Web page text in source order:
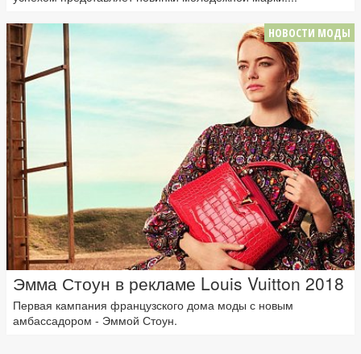
НОВОСТИ МОДЫ
Эмма Стоун в рекламе Louis Vuitton 2018
Первая кампания французского дома моды с новым
амбассадором - Эммой Стоун.